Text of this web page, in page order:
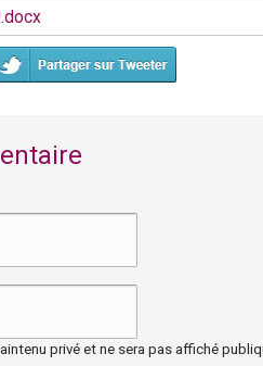
privé et ne sera pas affiché